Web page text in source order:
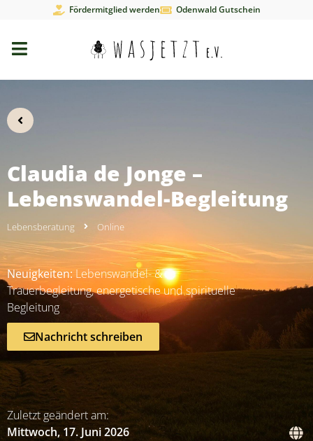
Fördermitglied werden Odenwald Gutschein
Claudia de Jonge –
Lebenswandel-Begleitung
Lebensberatung Online
Neuigkeiten: Lebenswandel- &
Trauerbegleitung, energetische und spirituelle
Begleitung
Nachricht schreiben
Zuletzt geändert am:
Mittwoch, 17. Juni 2026